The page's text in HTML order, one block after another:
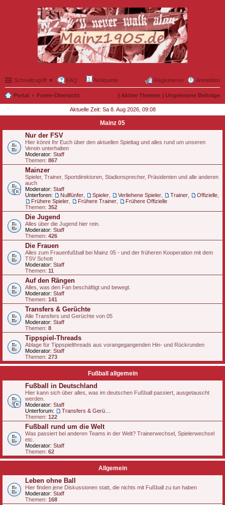
Schnellzugriff ▼ FAQ Netiquette Anmelden
Registrieren
Portal Foren-Übersicht | Aktive Themen | Ungelesene Beiträge
Aktuelle Zeit: Sa 8. Aug 2026, 09:08
Mainz 05
Nur der FSV
Hier könnt Ihr Euch über den aktuellen Spieltag und alles rund um unseren
Verein unterhalten
Moderator: Staff
Themen: 867
Mainzer
Spieler, Trainer, Sportdirektoren, Stadionsprecher, Präsidenten und alle anderen
auch
Moderator: Staff
Unterforen:
Nullfünfer Spieler Verliehene Spieler Trainer Offizielle
Frühere Spieler
Frühere Trainer
Frühere Offizielle
Themen: 352
Die Jugend
Alles über die Jugend hier rein.
Moderator: Staff
Themen: 426
Die Frauen
Alles zum Frauenfußball bei Mainz 05 - und der früheren Kooperation mit dem
TSV Schott
Moderator: Staff
Themen: 11
Auf den Rängen
Alles, was den Fan beschäftigt und bewegt.
Moderator: Staff
Themen: 141
Transfers & Gerüchte
Alle Transfers und Gerüchte von 05
Moderator: Staff
Themen: 8
Tippspiel-Threads
Ablage für Tippspielthreads aus vorangegangenden Hin- und Rückrunden
Moderator: Staff
Themen: 273
Fußball allgemein
Fußball in Deutschland
Hier kann sich über alles, was im deutschen Fußball passiert, ausgetauscht
werden.
Moderator: Staff
Unterforum:
Themen: 122
Fußball rund um die Welt
Was passiert bei anderen Teams in der Welt? Trainerwechsel, Spielerwechsel
etc.
Moderator: Staff
Themen: 62
Allgemein
Leben ohne Ball
Hier finden jene Diskussionen statt, die nichts mit Fußball zu tun haben
Moderator: Staff
Themen: 168